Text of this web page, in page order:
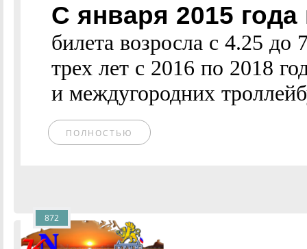
С января 2015
билета возросла с 4.25
трех лет с 2016 по 2018
и междугородних
ПОЛНОСТЬЮ
872